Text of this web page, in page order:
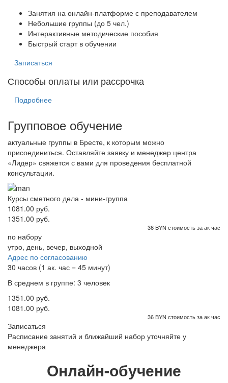
Занятия на онлайн-платформе с преподавателем
Небольшие группы (до 5 чел.)
Интерактивные методические пособия
Быстрый старт в обучении
Записаться
Способы оплаты или рассрочка
Подробнее
Групповое обучение
актуальные группы в Бресте, к которым можно
присоединиться. Оставляйте заявку и менеджер центра
«Лидер» свяжется с вами для проведения бесплатной
консультации.
Курсы сметного дела - мини-группа
1081.00 руб.
1351.00 руб.
36 BYN стоимость за ак час
по набору
утро, день, вечер, выходной
Адрес по согласованию
30 часов (1 ак. час = 45 минут)
В среднем в группе: 3 человек
1351.00 руб.
1081.00 руб.
36 BYN стоимость за ак час
Записаться
Расписание занятий и ближайший набор уточняйте у
менеджера
Онлайн-обучение